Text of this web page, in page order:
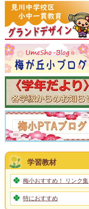
学習教材
梅小おすすめ！ リンク集
特におすすめ